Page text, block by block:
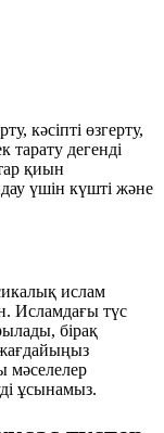
кәсіпті өзгерту,
тарату дегенді
қиын
үшін күшті және
ислам
Исламдағы түс
бірақ
мәселелер
ұсынамыз.